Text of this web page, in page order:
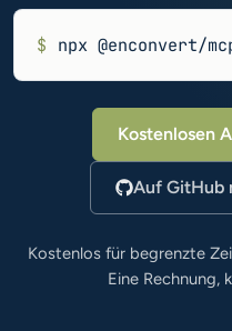
$ npx @enconvert/
Kostenlosen
Auf GitHub
Kostenlos für begrenzte
Eine Rechnung,